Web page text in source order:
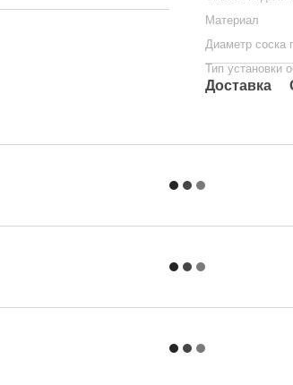
Материал
Диаметр соска
Тип установки
Доставка